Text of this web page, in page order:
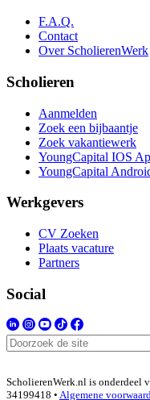
F.A.Q.
Contact
Over ScholierenWerk
Scholieren
Aanmelden
Zoek een bijbaantje
Zoek vakantiewerk
YoungCapital IOS
YoungCapital
Werkgevers
CV Zoeken
Plaats vacature
Partners
Social
ScholierenWerk.nl is onderdeel
34199418 • Algemene